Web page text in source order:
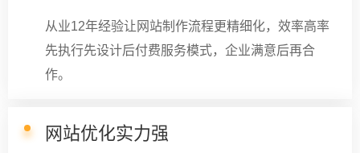
从业12年经验让网站制作流程更精细化，效率高率
先执行先设计后付费服务模式，企业满意后再合
作。
网站优化实力强